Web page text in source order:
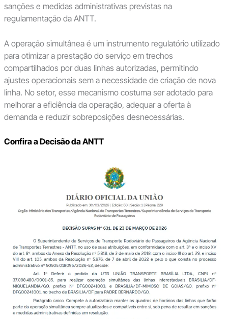
sanções e medidas administrativas previstas na
regulamentação da ANTT.
A operação simultânea é um instrumento regulatório utilizado
para otimizar a prestação do serviço em trechos
compartilhados por duas linhas autorizadas, permitindo
ajustes operacionais sem a necessidade de criação de nova
linha. No setor, esse mecanismo costuma ser adotado para
melhorar a eficiência da operação, adequar a oferta à
demanda e reduzir sobreposições desnecessárias.
Confira a Decisão da ANTT